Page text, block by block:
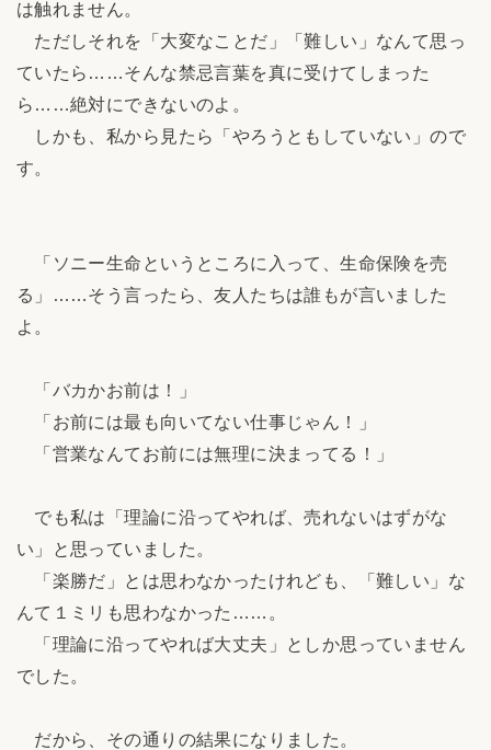
は触れません。
ただしそれを「大変なことだ」「難しい」なんて思っ
ていたら……そんな禁忌言葉を真に受けてしまった
ら……絶対にできないのよ。
しかも、私から見たら「やろうともしていない」ので
す。
「ソニー生命というところに入って、生命保険を売
る」……そう言ったら、友人たちは誰もが言いました
よ。
「バカかお前は！」
「お前には最も向いてない仕事じゃん！」
「営業なんてお前には無理に決まってる！」
でも私は「理論に沿ってやれば、売れないはずがな
い」と思っていました。
「楽勝だ」とは思わなかったけれども、「難しい」な
んて１ミリも思わなかった……。
「理論に沿ってやれば大丈夫」としか思っていません
でした。
だから、その通りの結果になりました。